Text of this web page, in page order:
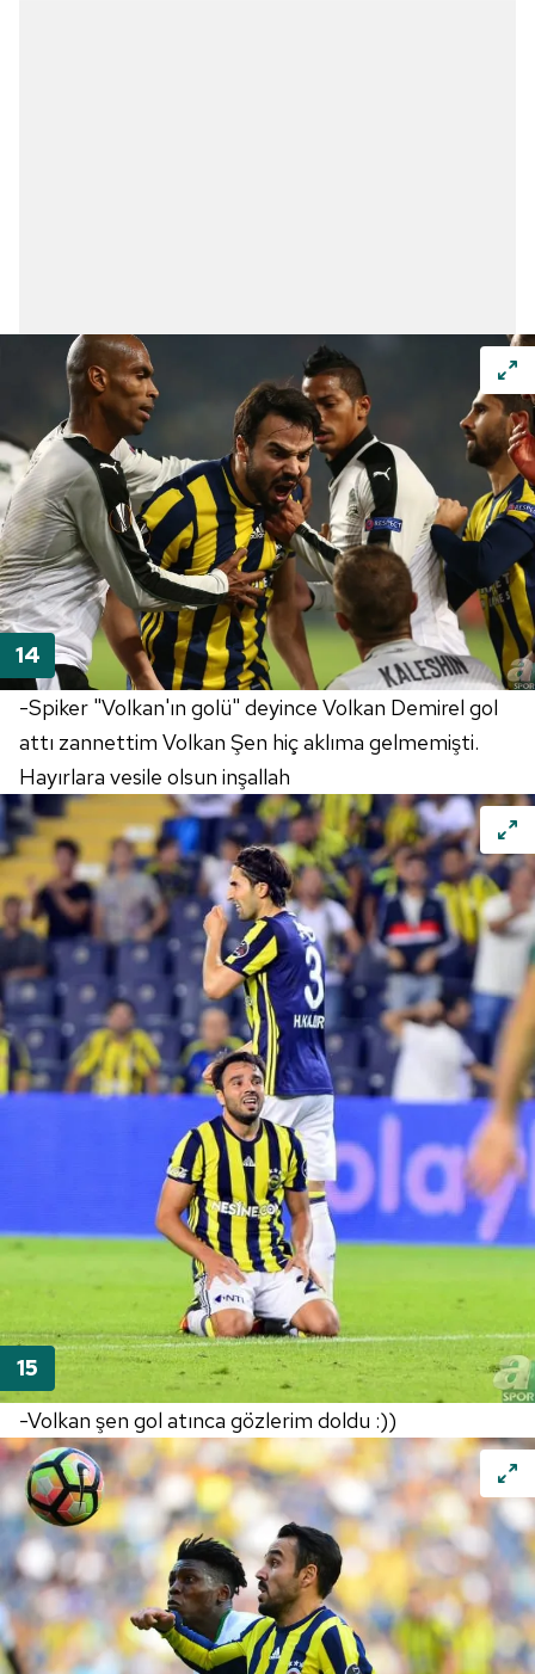
hazırlanmış Aydınlatma Metnimizi okumak ve sitemizde
ilgili mevzuata uygun olarak kullanılan çerezlerle ilgili bilgi
almak için lütfen
.
-Spiker "Volkan'ın golü" deyince Volkan Demirel gol
attı zannettim Volkan Şen hiç aklıma gelmemişti.
Hayırlara vesile olsun inşallah
-Volkan şen gol atınca gözlerim doldu :))